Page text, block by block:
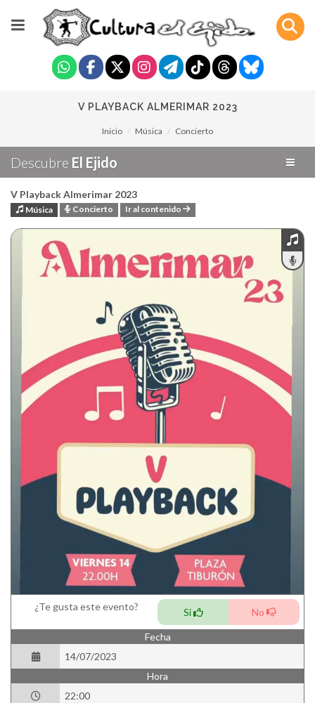
V PLAYBACK ALMERIMAR 2023
Inicio Música Concierto
Descubre El Ejido
V Playback Almerimar 2023
Música Concierto Ir al contenido
¿Te gusta este evento? Si No
Fecha
14/07/2023
Hora
22:00